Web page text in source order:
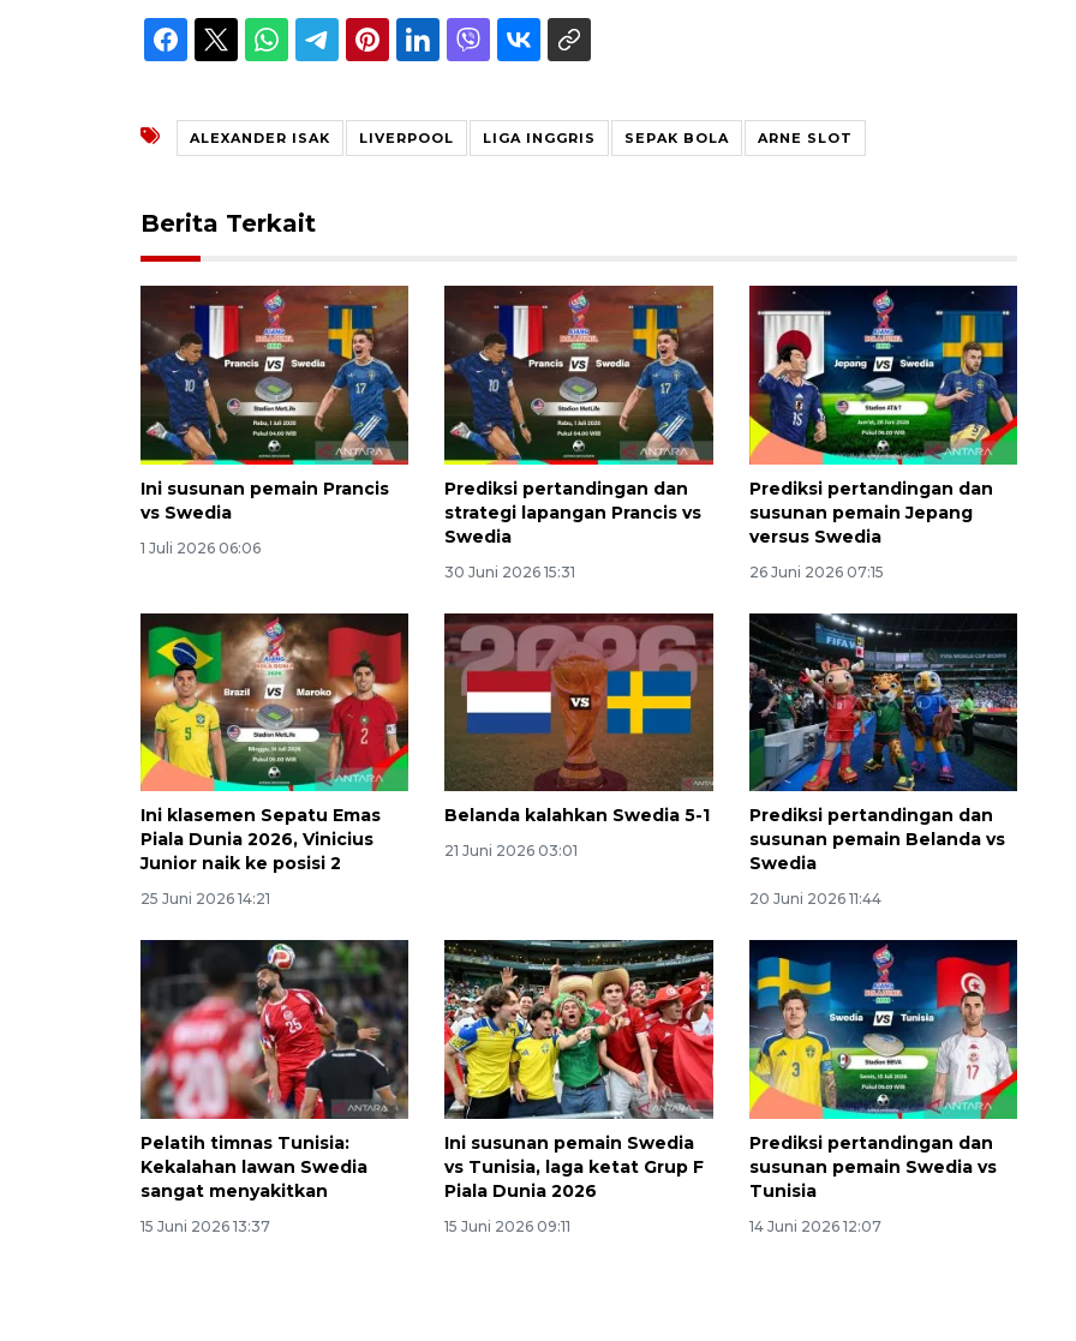
ALEXANDER ISAK LIVERPOOL LIGA INGGRIS SEPAK BOLA ARNE SLOT
Berita Terkait
Ini susunan pemain Prancis
vs Swedia
1 Juli 2026 06:06
Prediksi pertandingan dan
strategi lapangan Prancis vs
Swedia
30 Juni 2026 15:31
Prediksi pertandingan dan
susunan pemain Jepang
versus Swedia
26 Juni 2026 07:15
Ini klasemen Sepatu Emas
Piala Dunia 2026, Vinicius
Junior naik ke posisi 2
25 Juni 2026 14:21
Belanda kalahkan Swedia 5-1
21 Juni 2026 03:01
Prediksi pertandingan dan
susunan pemain Belanda vs
Swedia
20 Juni 2026 11:44
Pelatih timnas Tunisia:
Kekalahan lawan Swedia
sangat menyakitkan
15 Juni 2026 13:37
Ini susunan pemain Swedia
vs Tunisia, laga ketat Grup F
Piala Dunia 2026
15 Juni 2026 09:11
Prediksi pertandingan dan
susunan pemain Swedia vs
Tunisia
14 Juni 2026 12:07
Sinyal positif perekonomian
Indonesia
2026-08-05 15:00:00